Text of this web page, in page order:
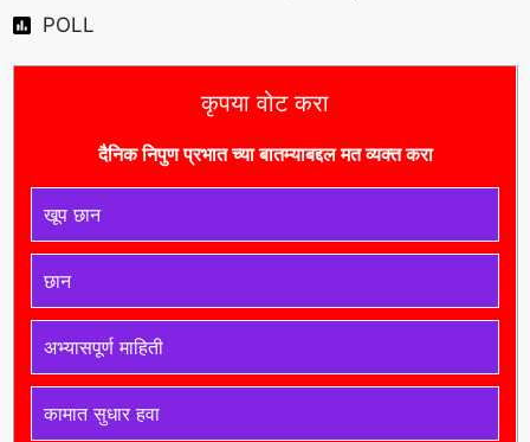
POLL
कृपया वोट करा
दैनिक निपुण प्रभात च्या बातम्याबद्दल मत व्यक्त करा
खूप छान
छान
अभ्यासपूर्ण माहिती
कामात सुधार हवा